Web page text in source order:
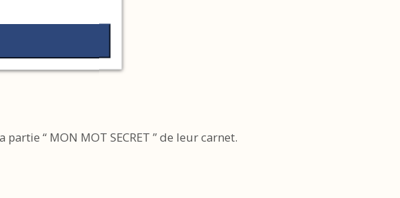
“ MON MOT SECRET ” de leur carnet.